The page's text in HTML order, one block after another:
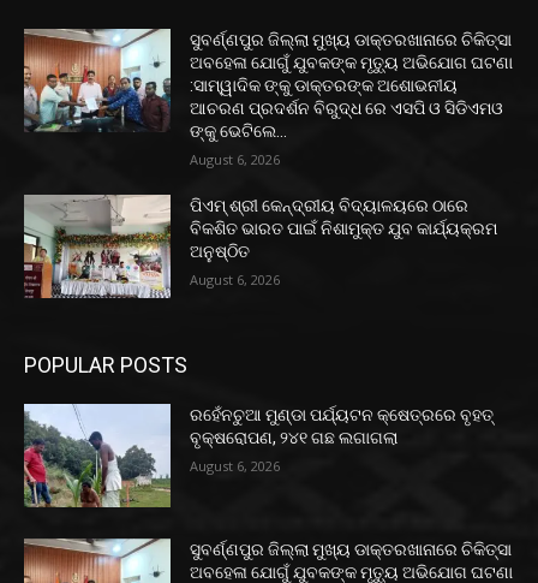
ସୁବର୍ଣ୍ଣପୁର ଜିଲ୍ଲା ମୁଖ୍ୟ ଡାକ୍ତରଖାନାରେ ଚିକିତ୍ସା
ଅବହେଳା ଯୋଗୁଁ ଯୁବକଙ୍କ ମୃତ୍ୟୁ ଅଭିଯୋଗ ଘଟଣା
:ସାମ୍ୱାଦିକ ଙ୍କୁ ଡାକ୍ତରଙ୍କ ଅଶୋଭନୀୟ
ଆଚରଣ ପ୍ରଦର୍ଶନ ବିରୁଦ୍ଧ ରେ ଏସପି ଓ ସିଡିଏମଓ
ଙ୍କୁ ଭେଟିଲେ...
August 6, 2026
ପିଏମ୍ ଶ୍ରୀ କେନ୍ଦ୍ରୀୟ ବିଦ୍ୟାଳୟରେ ଠାରେ
ବିକଶିତ ଭାରତ ପାଇଁ ନିଶାମୁକ୍ତ ଯୁବ କାର୍ଯ୍ୟକ୍ରମ
ଅନୁଷ୍ଠିତ
August 6, 2026
POPULAR POSTS
ରହେଁନଚୁଆ ମୁଣ୍ଡା ପର୍ଯ୍ୟଟନ କ୍ଷେତ୍ରରେ ବୃହତ୍
ବୃକ୍ଷରୋପଣ, ୨୪୧ ଗଛ ଲଗାଗଲା
August 6, 2026
ସୁବର୍ଣ୍ଣପୁର ଜିଲ୍ଲା ମୁଖ୍ୟ ଡାକ୍ତରଖାନାରେ ଚିକିତ୍ସା
ଅବହେଳା ଯୋଗୁଁ ଯୁବକଙ୍କ ମୃତ୍ୟୁ ଅଭିଯୋଗ ଘଟଣା